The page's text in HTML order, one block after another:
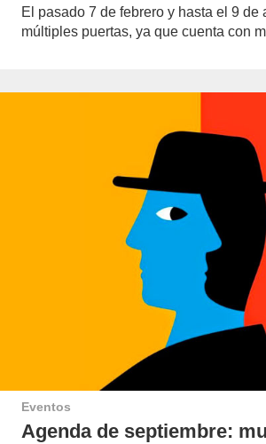
El pasado 7 de febrero y hasta el 9 de
múltiples puertas, ya que cuenta con
Eventos
Agenda de septiembre: